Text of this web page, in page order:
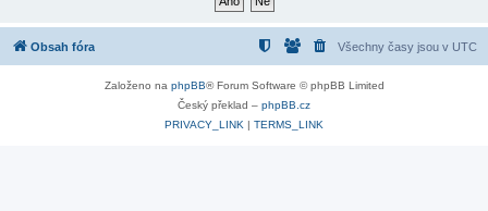
Obsah fóra Všechny časy jsou v UTC
Založeno na phpBB® Forum Software © phpBB Limited
Český překlad – phpBB.cz
PRIVACY_LINK | TERMS_LINK